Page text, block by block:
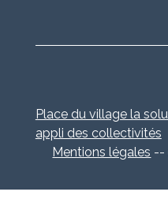
Place du village la
appli des collectivités
Mentions légales --